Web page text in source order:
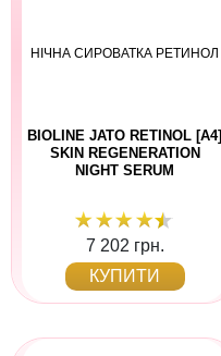
НІЧНА СИРОВАТКА РЕТИНОЛ
BIOLINE JATO RETINOL [A4]
SKIN REGENERATION
NIGHT SERUM
7 202 грн.
КУПИТИ